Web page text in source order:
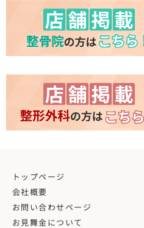
トップページ
会社概要
お問い合わせページ
お見舞金について